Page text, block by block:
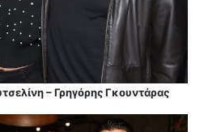
– Γρηγόρης Γκουντάρας